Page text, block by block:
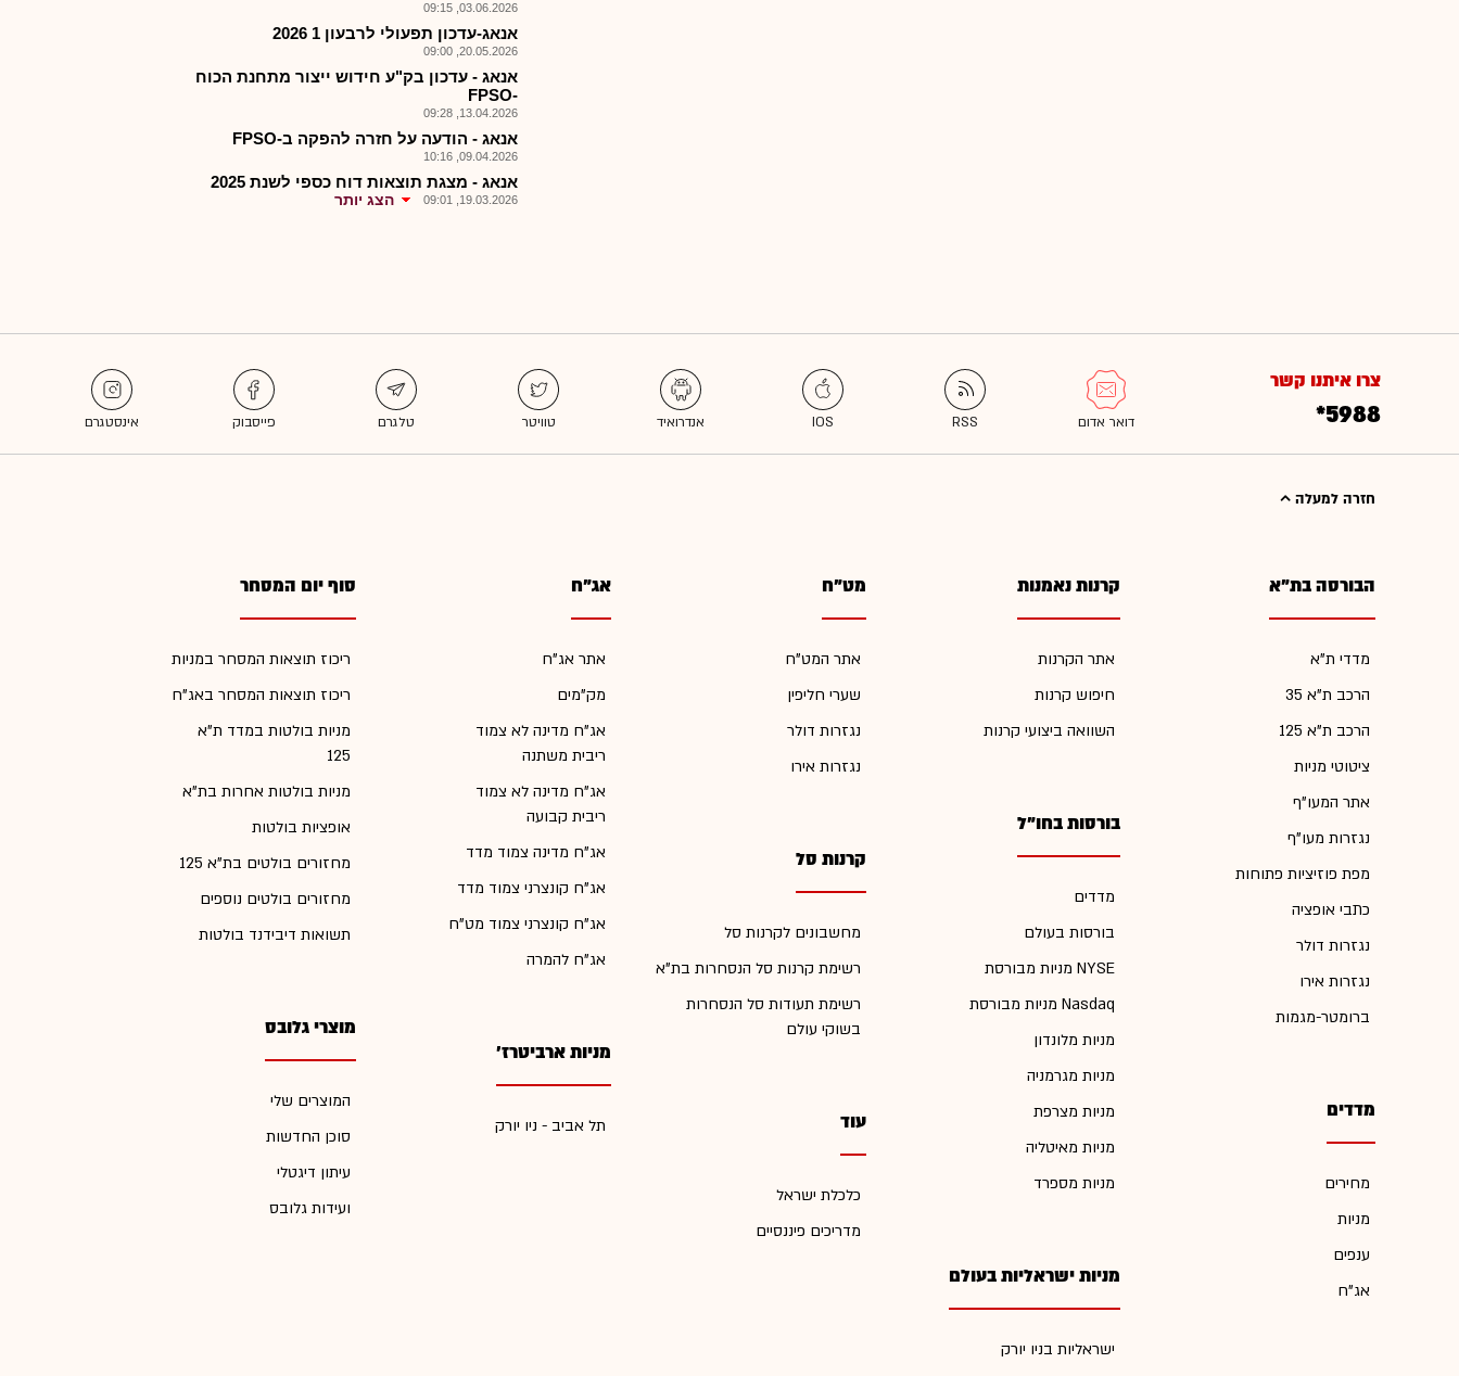
03.06.2026, 09:15
אנאג-עדכון תפעולי לרבעון 1 2026
20.05.2026, 09:00
אנאג - עדכון בק"ע חידוש ייצור מתחנת הכוח
-FPSO
13.04.2026, 09:28
אנאג - הודעה על חזרה להפקה ב-FPSO
09.04.2026, 10:16
אנאג - מצגת תוצאות דוח כספי לשנת 2025
19.03.2026, 09:01 הצג יותר
צרו איתנו קשר
*5988
חזרה למעלה
הבורסה בת"א
מדדי ת"א
הרכב ת"א 35
הרכב ת"א 125
ציטוטי מניות
אתר המעו"ף
נגזרות מעו"ף
מפת פוזיציות פתוחות
כתבי אופציה
נגזרות דולר
נגזרות אירו
ברומטר-מגמות
מדדים
מחירים
מניות
ענפים
אג"ח
קרנות נאמנות
אתר הקרנות
חיפוש קרנות
השוואה ביצועי קרנות
בורסות בחו"ל
מדדים
בורסות בעולם
מניות מבורסת NYSE
מניות מבורסת Nasdaq
מניות מלונדון
מניות מגרמניה
מניות מצרפת
מניות מאיטליה
מניות מספרד
מניות ישראליות בעולם
ישראליות בניו יורק
מט"ח
אתר המט"ח
שערי חליפין
נגזרות דולר
נגזרות אירו
קרנות סל
מחשבונים לקרנות סל
רשימת קרנות סל הנסחרות בת"א
רשימת תעודות סל הנסחרות
בשוקי עולם
עוד
כלכלת ישראל
מדריכים פיננסיים
אג"ח
אתר אג"ח
מק"מים
אג"ח מדינה לא צמוד
ריבית משתנה
אג"ח מדינה לא צמוד
ריבית קבועה
אג"ח מדינה צמוד מדד
אג"ח קונצרני צמוד מדד
אג"ח קונצרני צמוד מט"ח
אג"ח להמרה
מניות ארביטרז'
תל אביב - ניו יורק
סוף יום המסחר
ריכוז תוצאות המסחר במניות
ריכוז תוצאות המסחר באג"ח
מניות בולטות במדד ת"א
125
מניות בולטות אחרות בת"א
אופציות בולטות
מחזורים בולטים בת"א 125
מחזורים בולטים נוספים
תשואות דיבידנד בולטות
מוצרי גלובס
המוצרים שלי
סוכן החדשות
עיתון דיגטלי
ועידות גלובס